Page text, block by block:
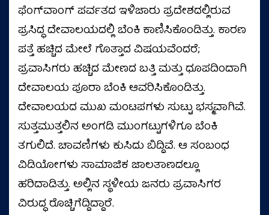
ಫೆಂಗ್‌ವಾಂಗ್ ಪರ್ವತದ ಇಳಿಜಾರು ಪ್ರದೇಶದಲ್ಲಿರುವ
ಪ್ರಸಿದ್ಧ ದೇವಾಲಯದಲ್ಲಿ ಬೆಂಕಿ ಕಾಣಿಸಿಕೊಂಡಿತ್ತು. ಕಾರಣ
ಪತ್ತೆ ಹಚ್ಚಿದ ಮೇಲೆ ಗೊತ್ತಾದ ವಿಷಯವೆಂದರೆ;
ಪ್ರವಾಸಿಗರು ಹಚ್ಚಿದ ಮೇಣದ ಬತ್ತಿ ಮತ್ತು ಧೂಪದಿಂದಾಗಿ
ದೇವಾಲಯ ಪೂರಾ ಬೆಂಕಿ ಆವರಿಸಿಕೊಂಡಿತ್ತು.
ದೇವಾಲಯದ ಮುಖ ಮಂಟಪಗಳು ಸುಟ್ಟು ಭಸ್ಮವಾಗಿವೆ.
ಸುತ್ತಮುತ್ತಲಿನ ಅಂಗಡಿ ಮುಂಗಟ್ಟುಗಳಿಗೂ ಬೆಂಕಿ
ತಗುಲಿದೆ. ಚಾವಣಿಗಳು ಕುಸಿದು ಬಿದ್ದಿವೆ. ಆ ಸಂಬಂಧ
ವಿಡಿಯೋಗಳು ಸಾಮಾಜಿಕ ಜಾಲತಾಣದಲ್ಲೂ
ಹರಿದಾಡಿತ್ತು. ಅಲ್ಲಿನ ಸ್ಥಳೀಯ ಜನರು ಪ್ರವಾಸಿಗರ
ವಿರುದ್ಧ ರೊಚ್ಚಿಗೆದ್ದಿದ್ದಾರೆ.